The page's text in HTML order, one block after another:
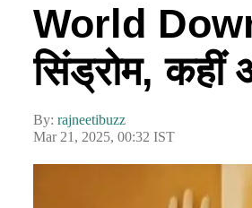
World
सिंड्रोम, कहीं
By: rajneetibuzz
Mar 21, 2025, 00:32 IST